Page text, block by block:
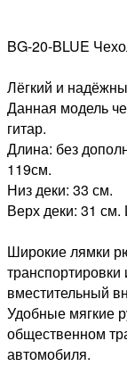
BG-20-BLUE
Лёгкий и
Данная модель
гитар.
Длина: без
119см.
Низ деки: 33 см.
Верх деки: 31 см.
Широкие лямки
вместительный
Удобные мягкие
общественном
автомобиля.